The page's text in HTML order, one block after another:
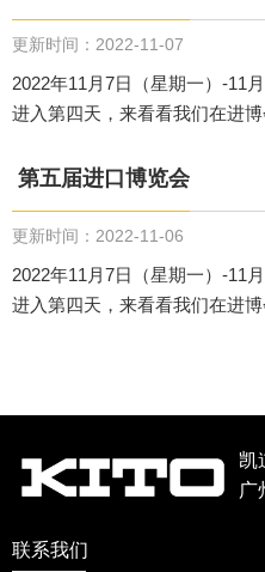
更新时间：2022-11-07
2022年11月7日（星期一）-11
进入第四天，来看看我们在进博会所取
品！！我们在展台欢迎更多的
第五届进口博览会
更新时间：2022-11-06
2022年11月7日（星期一）-11
进入第四天，来看看我们在进博会所取
凯
广
联系我们